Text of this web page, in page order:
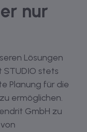
nur
Lösungen
STUDIO stets
Planung für die
ermöglichen.
GmbH zu